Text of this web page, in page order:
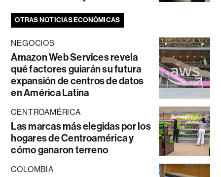
OTRAS NOTICIAS ECONÓMICAS
NEGOCIOS
Amazon Web Services revela
qué factores guiarán su futura
expansión de centros de datos
en América Latina
CENTROAMÉRICA
Las marcas más elegidas por los
hogares de Centroamérica y
cómo ganaron terreno
COLOMBIA